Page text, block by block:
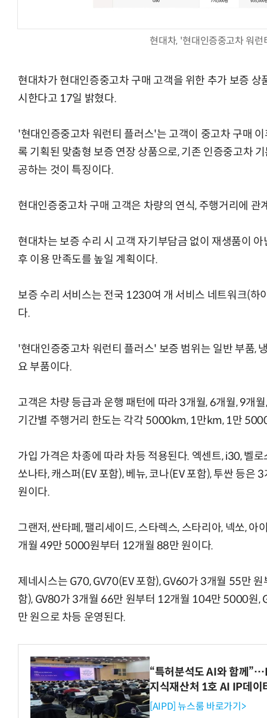
현대차, '현대인증중고차 워런
현대차가 현대인증중고차 구매 고객을 위한 추가 보증
시한다고 17일 밝혔다.
'현대인증중고차 워런티 플러스'는 고객이 중고차 구매
록 기획된 맞춤형 보증 연장 상품으로, 기존 인증중고차
공하는 것이 특징이다.
현대인증중고차 구매 고객은 차량의 연식, 주행거리에 관
현대차는 보증 수리 시 고객 자기부담금 없이 재생품이
후 이용 만족도를 높일 계획이다.
보증 수리 서비스는 전국 1230여 개 서비스 네트워크(하
다.
'현대인증중고차 워런티 플러스' 보증 범위는 일반 부품,
요 부품이다.
고객은 차량 등급과 운행 패턴에 따라 3개월, 6개월, 9개
기간별 주행거리 한도는 각각 5000km, 1만km, 1만
가입 가격은 차종에 따라 차등 적용된다. 엑센트, i30, 벨로
쏘나타, 캐스퍼(EV 포함), 베뉴, 코나(EV 포함), 투싼 등
원이다.
그랜저, 싼타페, 팰리세이드, 스타렉스, 스타리아, 넥쏘,
개월 49만 5000원부터 12개월 88만 원이다.
제네시스는 G70, GV70(EV 포함), GV60가 3개월 55만
함), GV80가 3개월 66만 원부터 12개월 104만 5000원
만 원으로 차등 운영된다.
“특허분석도 AI와 함께
지식재산처 1호 AI IP데이
[AIPD] 뉴스룸 바로가기>